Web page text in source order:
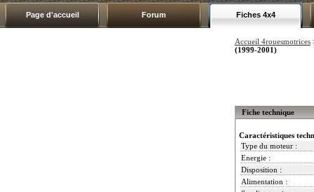
Page d'accueil Forum Fiches 4x4
Accueil 4rouesmotrices
(1999-2001)
Fiche technique
Caractéristiques
Type du moteur :
Energie :
Disposition :
Alimentation :